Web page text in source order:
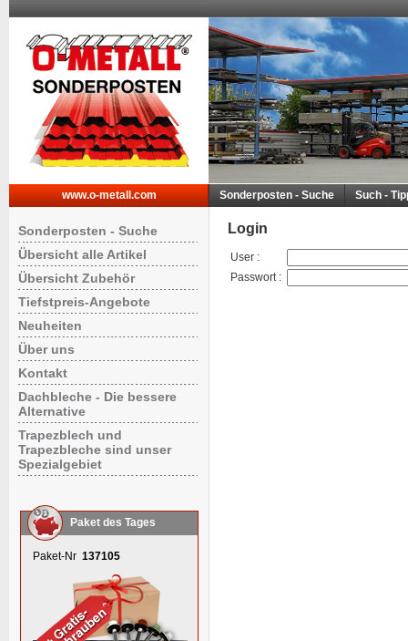
www.o-metall.com Sonderposten - Suche Such -
Sonderposten - Suche
Übersicht alle Artikel
Übersicht Zubehör
Tiefstpreis-Angebote
Neuheiten
Über uns
Kontakt
Dachbleche - Die bessere
Alternative
Trapezblech und
Trapezbleche sind unser
Spezialgebiet
Paket des Tages
Paket-Nr 137105
Login
User :
Passwort: